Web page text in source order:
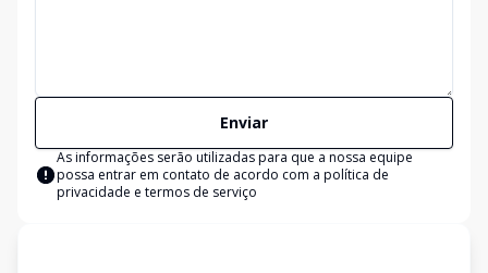
Enviar
As informações serão utilizadas para que a nossa equipe
possa entrar em contato de acordo com a política de
privacidade e termos de serviço